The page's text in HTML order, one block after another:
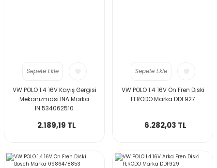
Sepete Ekle
VW POLO 1.4 16V Kayış Gergisi
Mekanizması INA Marka
IN:534062510
2.189,19 TL
Sepete Ekle
VW POLO 1.4 16V Ön Fren Diski
FERODO Marka DDF927
6.282,03 TL